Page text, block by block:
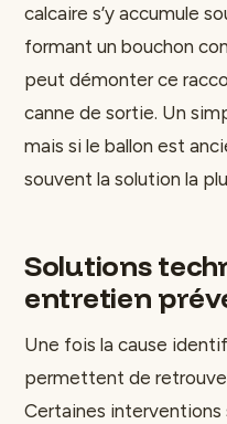
calcaire s’y accumule
formant un bouchon
peut démonter ce
canne de sortie. Un
mais si le ballon est
souvent la solution la
Solutions
entretien
Une fois la cause
permettent de
Certaines interventions